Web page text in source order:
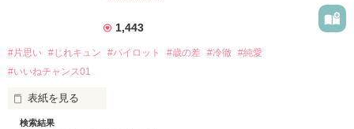
作品を読む
芽衣子
赤ちゃんが産まれる前に
私たちの間に恋は生まれるの？
1,443
#片思い #じれキュン #パイロット #歳の差 #冷徹 #純愛
#いいねチャンス01
表紙を見る
検索結果